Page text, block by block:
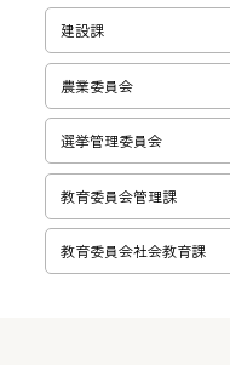
建設課
農業委員会
選挙管理委員会
教育委員会管理課
教育委員会社会教育課